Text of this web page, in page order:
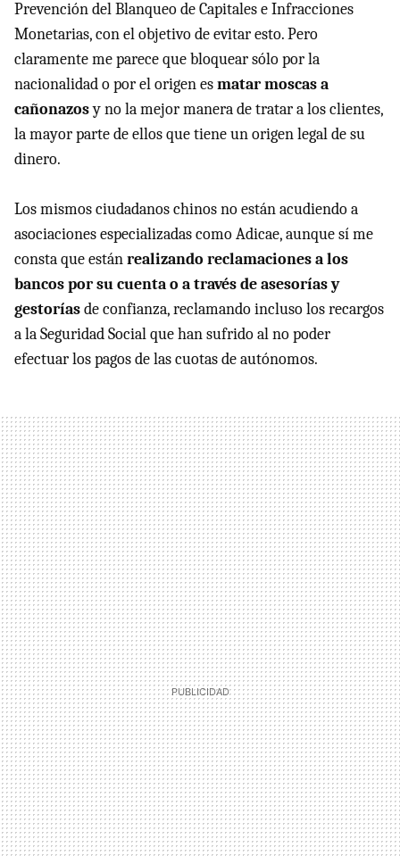
Prevención del Blanqueo de Capitales e Infracciones
Monetarias, con el objetivo de evitar esto. Pero
claramente me parece que bloquear sólo por la
nacionalidad o por el origen esmatar moscas a
cañonazosy no la mejor manera de tratar a los clientes,
la mayor parte de ellos que tiene un origen legal de su
dinero.
Los mismos ciudadanos chinos no están acudiendo a
asociaciones especializadas como Adicae, aunque sí me
consta que estánrealizando reclamaciones a los
bancos por su cuenta o a través de asesorías y
gestoríasde confianza, reclamando incluso los recargos
a la Seguridad Social que han sufrido al no poder
efectuar los pagos de las cuotas de autónomos.